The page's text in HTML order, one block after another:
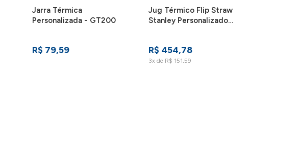
Jarra Térmica
Personalizada - GT200
R$ 79,59
Jug Térmico Flip Straw
Stanley Personalizado
R$ 454,78
3x de R$ 151,59